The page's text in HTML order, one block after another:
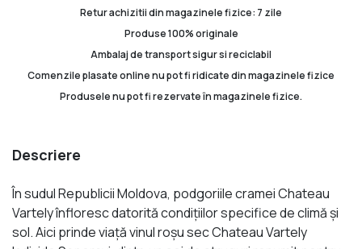
Retur achizitii din magazinele fizice: 7 zile
Produse 100% originale
Ambalaj de transport sigur si reciclabil
Comenzile plasate online nu pot fi ridicate din magazinele fizice
Produsele nu pot fi rezervate în magazinele fizice.
Descriere
În sudul Republicii Moldova, podgoriile cramei Chateau
Vartely înfloresc datorită condițiilor specifice de climă și
sol. Aici prinde viaţă vinul roșu sec Chateau Vartely